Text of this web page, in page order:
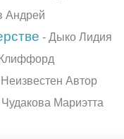
Андрей
- Дыко Лидия
Неизвестен Автор
Чудакова Мариэтта